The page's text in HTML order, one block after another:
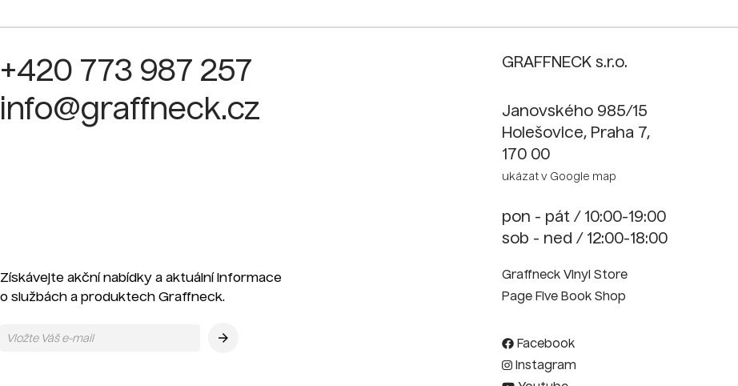
+420 773 987 257
info@graffneck.cz
Získávejte akční nabídky a aktuální informace
o službách a produktech Graffneck.
GRAFFNECK s.r.o.
Janovského 985/15
Holešovice, Praha 7,
170 00
ukázat v Google map
pon - pát / 10:00-19:00
sob - ned / 12:00-18:00
Graffneck Vinyl Store
Page Five Book Shop
Facebook
Instagram